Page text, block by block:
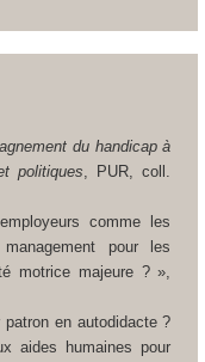
du handicap à
politiques, PUR, coll.
comme les
pour les
motrice majeure ? »,
patron en autodidacte ?
aides humaines pour